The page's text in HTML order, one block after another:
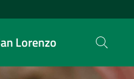
Lorenzo